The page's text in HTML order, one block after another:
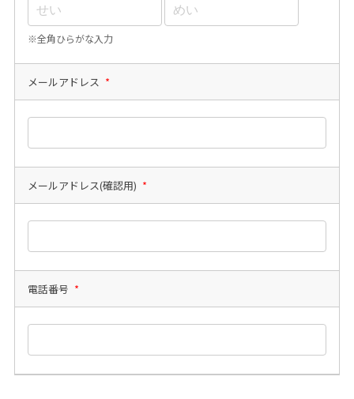
※全角ひらがな入力
メールアドレス *
メールアドレス(確認用) *
電話番号 *